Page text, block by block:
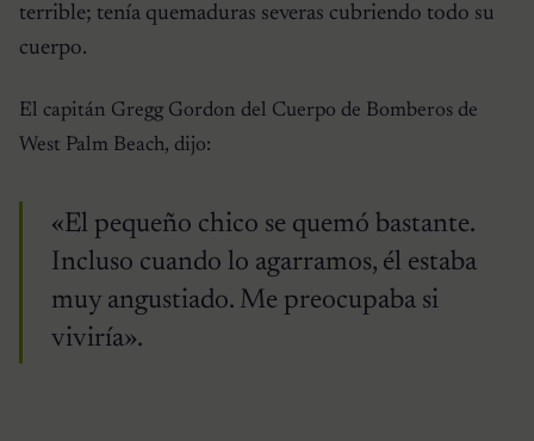
terrible; tenía quemaduras severas cubriendo todo su
cuerpo.
El capitán Gregg Gordon del Cuerpo de Bomberos de
West Palm Beach, dijo:
«El pequeño chico se quemó bastante.
Incluso cuando lo agarramos, él estaba
muy angustiado. Me preocupaba si
viviría».